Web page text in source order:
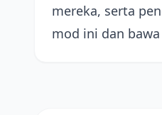
mereka, serta
mod ini dan